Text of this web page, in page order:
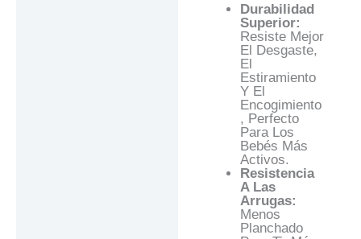
Durabilidad
Superior:
Resiste Mejor
El Desgaste,
El
Estiramiento
Y El
Encogimiento
, Perfecto
Para Los
Bebés Más
Activos.
Resistencia
A Las
Arrugas:
Menos
Planchado